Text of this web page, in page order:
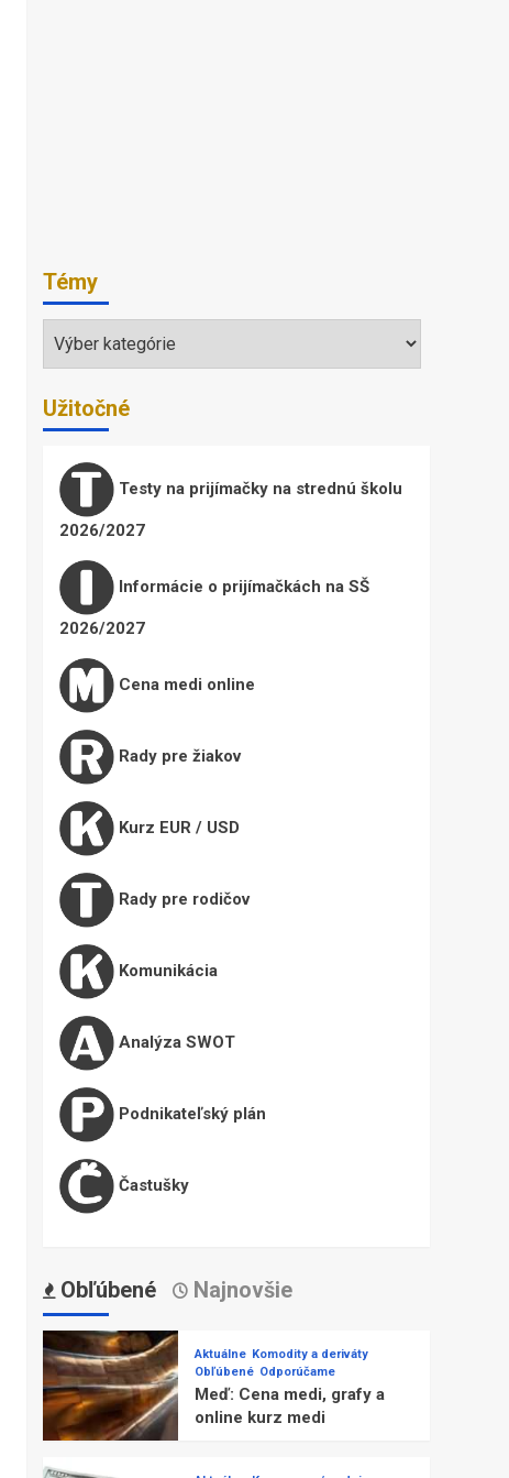
Témy
Témy
Užitočné
Testy na prijímačky na strednú školu
2026/2027
Informácie o prijímačkách na SŠ
2026/2027
Cena medi online
Rady pre žiakov
Kurz EUR / USD
Rady pre rodičov
Komunikácia
Analýza SWOT
Podnikateľský plán
Častušky
Obľúbené Najnovšie
Aktuálne Komodity a deriváty
Obľúbené Odporúčame
Meď: Cena medi, grafy a
online kurz medi